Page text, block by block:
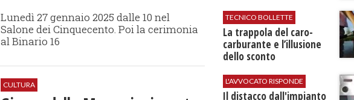
Lunedì 27 gennaio 2025 dalle 10 nel
Salone dei Cinquecento. Poi la cerimonia
al Binario 16
CULTURA
TECNICO BOLLETTE
​La trappola del caro-
carburante e l’illusione
dello sconto
L'AVVOCATO RISPONDE
Il distacco dall'impianto